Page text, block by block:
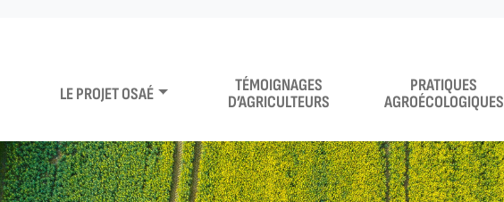
LE PROJET OSAÉ
TÉMOIGNAGES
D’AGRICULTEURS
PRATIQUES
AGROÉCOLOGIQUES